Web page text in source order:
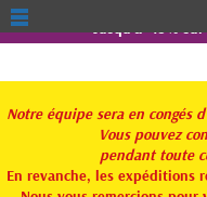
Jusqu'à -15%
Notre équipe sera en congés
Vous pouvez
pendant toute
En revanche, les expéditions